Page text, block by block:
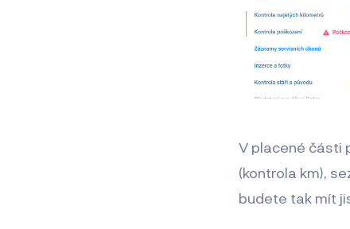
V placené části
(kontrola km),
budete tak mít